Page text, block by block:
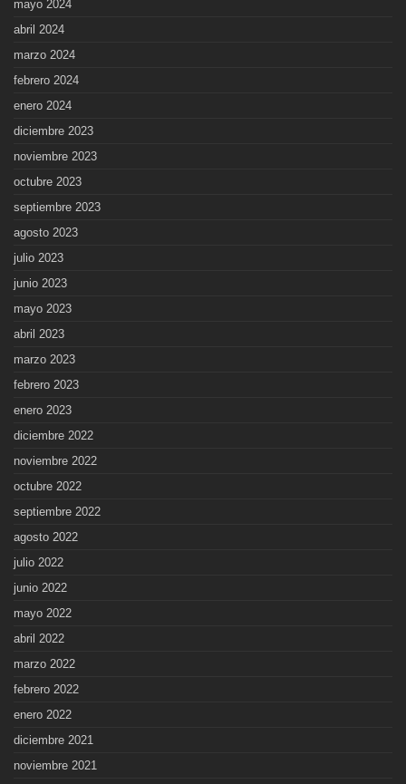
mayo 2024
abril 2024
marzo 2024
febrero 2024
enero 2024
diciembre 2023
noviembre 2023
octubre 2023
septiembre 2023
agosto 2023
julio 2023
junio 2023
mayo 2023
abril 2023
marzo 2023
febrero 2023
enero 2023
diciembre 2022
noviembre 2022
octubre 2022
septiembre 2022
agosto 2022
julio 2022
junio 2022
mayo 2022
abril 2022
marzo 2022
febrero 2022
enero 2022
diciembre 2021
noviembre 2021